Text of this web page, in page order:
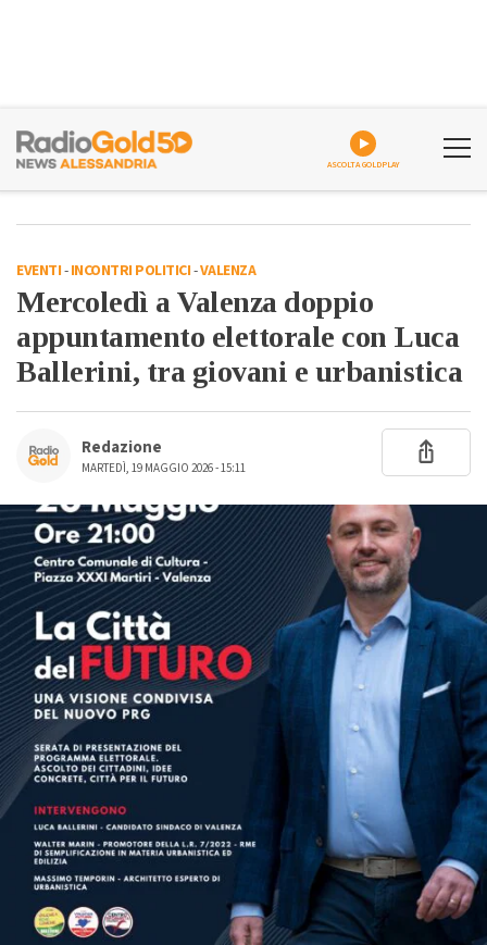
ASCOLTA GOLDPLAY
EVENTI-INCONTRI POLITICI-VALENZA
Mercoledì a Valenza doppio
appuntamento elettorale con Luca
Ballerini, tra giovani e urbanistica
Redazione
MARTEDÌ, 19 MAGGIO 2026 - 15:11